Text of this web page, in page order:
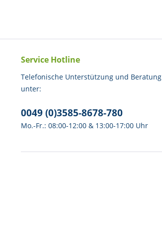
Service Hotline
Telefonische Unterstützung und Beratung
unter:
0049 (0)3585-8678-780
Mo.-Fr.: 08:00-12:00 & 13:00-17:00 Uhr